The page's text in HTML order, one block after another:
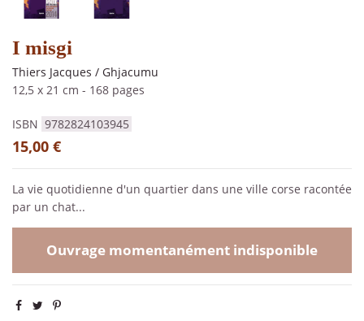
I misgi
Thiers Jacques / Ghjacumu
12,5 x 21 cm - 168 pages
ISBN 9782824103945
15,00 €
La vie quotidienne d'un quartier dans une ville corse racontée
par un chat...
Ouvrage momentanément indisponible